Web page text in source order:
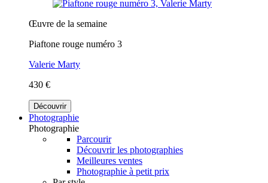
Œuvre de la semaine
Piaftone rouge numéro 3
Valerie Marty
430 €
Découvrir
Photographie
Photographie
Parcourir
Découvrir les photographies
Meilleures ventes
Photographie à petit prix